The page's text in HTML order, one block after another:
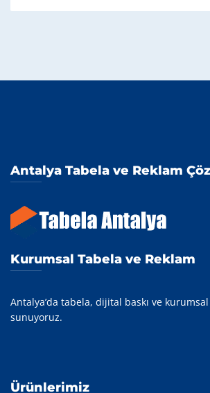
Antalya Tabela ve Reklam
Kurumsal Tabela ve Reklam
Antalya’da tabela, dijital baskı ve
sunuyoruz.
Ürünlerimiz